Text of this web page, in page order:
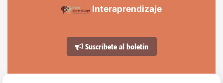
Interaprendizaje
Suscríbete al boletín